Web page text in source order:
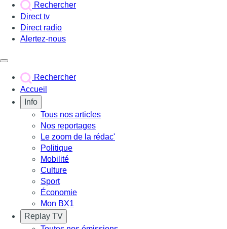
Rechercher
Direct tv
Direct radio
Alertez-nous
Rechercher
Accueil
Info
Tous nos articles
Nos reportages
Le zoom de la rédac'
Politique
Mobilité
Culture
Sport
Économie
Mon BX1
Replay TV